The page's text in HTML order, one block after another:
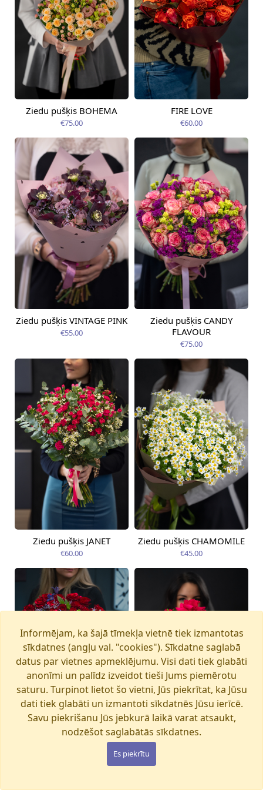
Pieejama no
12.08.2026
Ziedu pušķis BOHEMA
€75.00
Pieejams šodien
FIRE LOVE
€60.00
Pieejama no
12.08.2026
Ziedu pušķis VINTAGE PINK
€55.00
Pieejams šodien
Ziedu pušķis CANDY
FLAVOUR
€75.00
Pieejama no
12.08.2026
Ziedu pušķis JANET
€60.00
Pieejama no
14.08.2026
Ziedu pušķis CHAMOMILE
€45.00
Ziedu pušķis PINK PANTHER
Informējam, ka šajā tīmekļa vietnē tiek izmantotas
sīkdatnes (angļu val. "cookies"). Sīkdatne saglabā
datus par vietnes apmeklējumu. Visi dati tiek glabāti
anonīmi un palīdz izveidot tieši Jums piemērotu
saturu. Turpinot lietot šo vietni, Jūs piekrītat, ka Jūsu
dati tiek glabāti un izmantoti sīkdatnēs Jūsu ierīcē.
Savu piekrišanu Jūs jebkurā laikā varat atsaukt,
nodzēšot saglabātās sīkdatnes.
Es piekrītu